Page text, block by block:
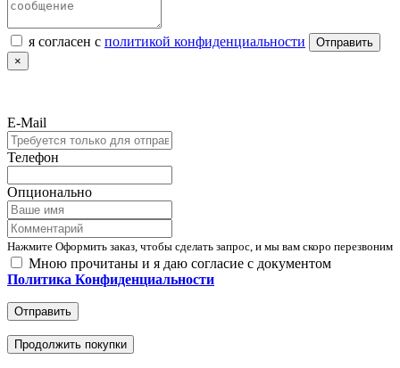
я согласен с политикой конфиденциальности
Отправить
×
E-Mail
Телефон
Опционально
Нажмите Оформить заказ, чтобы сделать запрос, и мы вам скоро перезвоним
Мною прочитаны и я даю согласие с документом
Политика Конфиденциальности
Отправить
Продолжить покупки